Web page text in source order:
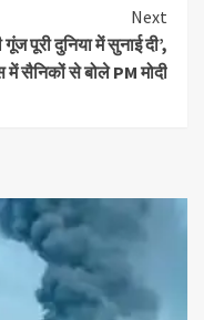
Next
पूरी दुनिया में सुनाई दी’,
सैनिकों से बोले PM मोदी